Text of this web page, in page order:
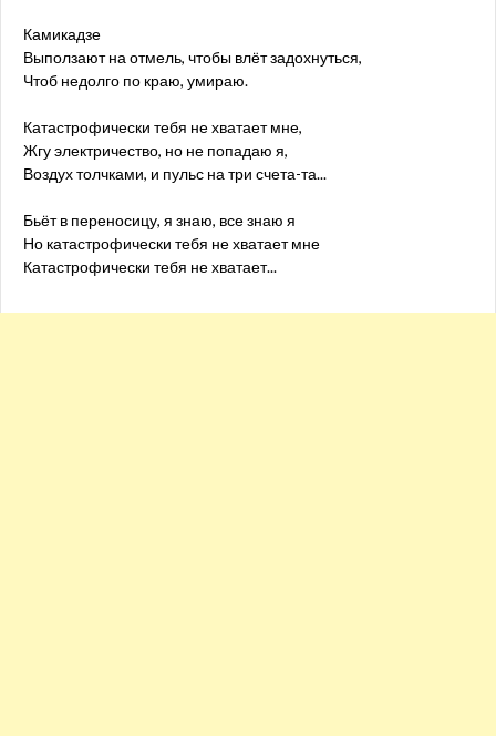
Камикадзе
Выползают на отмель, чтобы влёт задохнуться,
Чтоб недолго по краю, умираю.
Катастрофически тебя не хватает мне,
Жгу электричество, но не попадаю я,
Воздух толчками, и пульс на три счета-та...
Бьёт в переносицу, я знаю, все знаю я
Но катастрофически тебя не хватает мне
Катастрофически тебя не хватает...